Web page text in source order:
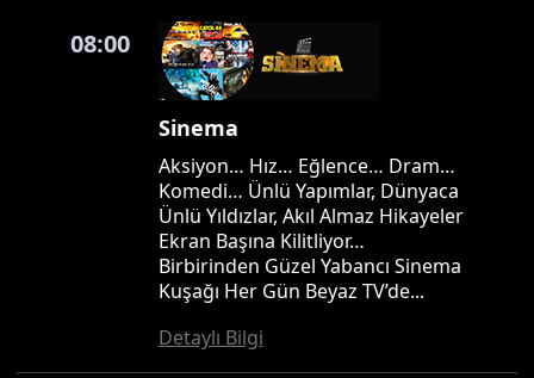
08:00
Sinema
Aksiyon… Hız… Eğlence… Dram…
Komedi… Ünlü Yapımlar, Dünyaca
Ünlü Yıldızlar, Akıl Almaz Hikayeler
Ekran Başına Kilitliyor…
Birbirinden Güzel Yabancı Sinema
Kuşağı Her Gün Beyaz TV’de...
Detaylı Bilgi